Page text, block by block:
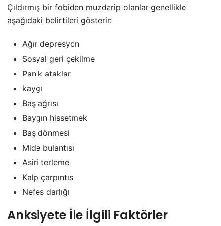
Çıldırmış bir fobiden muzdarip olanlar genellikle
aşağıdaki belirtileri gösterir:
Ağır depresyon
Sosyal geri çekilme
Panik ataklar
kaygı
Baş ağrısı
Baygın hissetmek
Baş dönmesi
Mide bulantısı
Asiri terleme
Kalp çarpıntısı
Nefes darlığı
Anksiyete İle İlgili Faktörler